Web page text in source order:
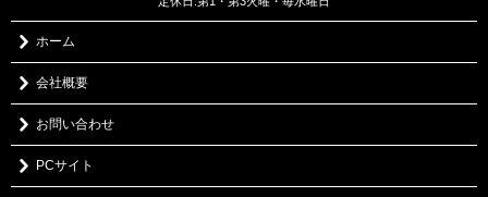
ホーム
会社概要
お問い合わせ
PCサイト